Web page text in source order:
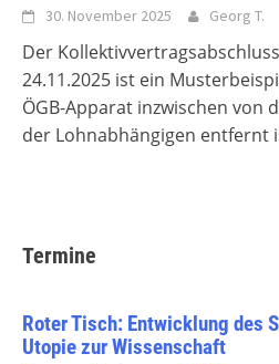
30. November 2025 Georg T.
Der
24.11.2025 ist ein
ÖGB-Apparat inzwischen von
der Lohnabhängigen entfernt
Termine
Roter Tisch: Entwicklung des
Utopie zur Wissenschaft